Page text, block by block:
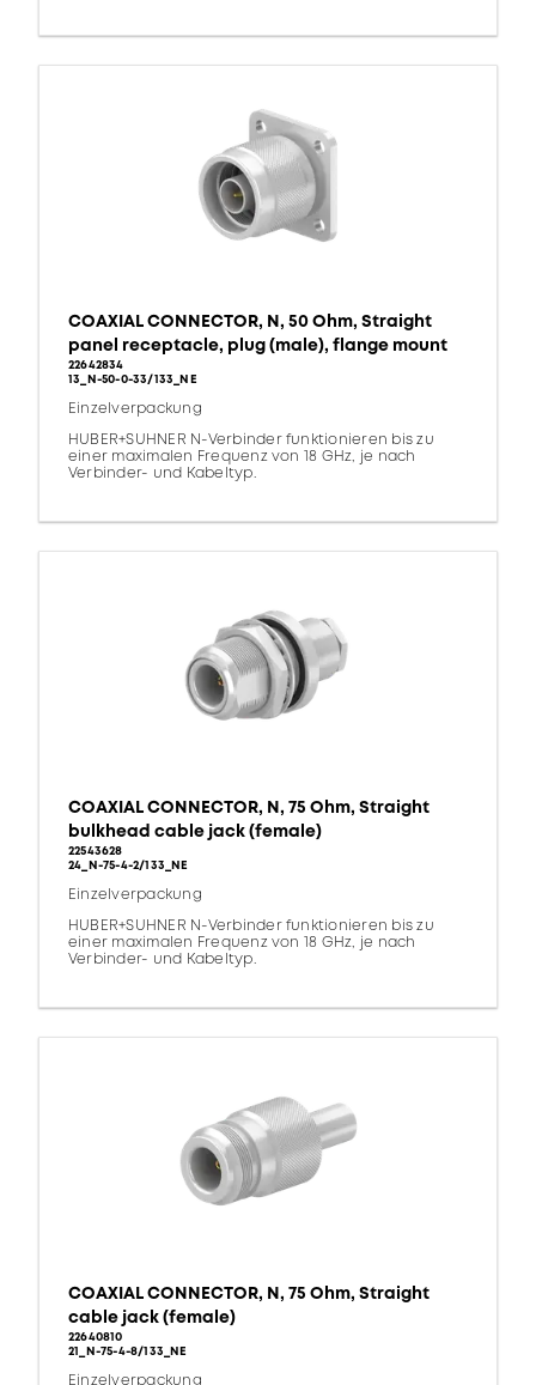
COAXIAL CONNECTOR, N, 50 Ohm, Straight
panel receptacle, plug (male), flange mount
22642834
13_N-50-0-33/133_NE
Einzelverpackung
HUBER+SUHNER N-Verbinder funktionieren bis zu
einer maximalen Frequenz von 18 GHz, je nach
Verbinder- und Kabeltyp.
COAXIAL CONNECTOR, N, 75 Ohm, Straight
bulkhead cable jack (female)
22543628
24_N-75-4-2/133_NE
Einzelverpackung
HUBER+SUHNER N-Verbinder funktionieren bis zu
einer maximalen Frequenz von 18 GHz, je nach
Verbinder- und Kabeltyp.
COAXIAL CONNECTOR, N, 75 Ohm, Straight
cable jack (female)
22640810
21_N-75-4-8/133_NE